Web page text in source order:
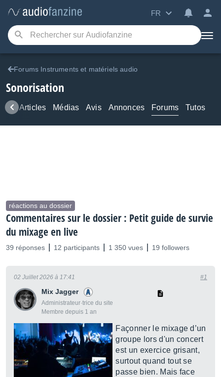
FR
Forums Instruments et matériels audio
Sonorisation
Articles Médias Avis Annonces Forums Tutos
réactions au dossier
Commentaires sur le dossier : Petit guide de survie
du mixage en live
39 réponses 12 participants 1 350 vues 19 followers
Mix Jagger
Administrateur·trice du site
Membre depuis 1 an
02 Juillet 2026 à 17:41 #1
Façonner le mixage d’un
groupe lors d'un concert
est un exercice grisant,
surtout quand tout se
passe bien. Mais face